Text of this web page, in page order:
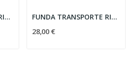
FUNDA TRANSPORTE RIFLE MULTIBOLSILLOS 100CM TAN... FUNDA TRANSPORTE RIFLE MULTIBOLSILLOS 85CM TAN...
28,00 €